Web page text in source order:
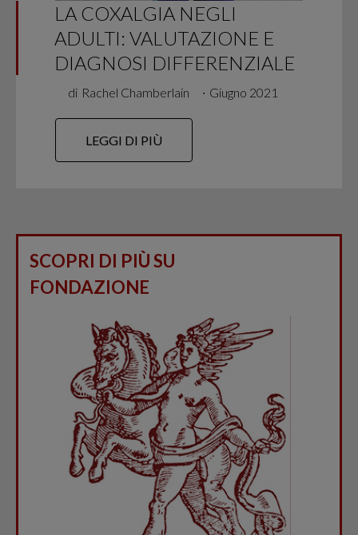
LA COXALGIA NEGLI
ADULTI: VALUTAZIONE E
DIAGNOSI DIFFERENZIALE
di Rachel Chamberlain ∙ Giugno 2021
LEGGI DI PIÙ
SCOPRI DI PIÙ SU
FONDAZIONE